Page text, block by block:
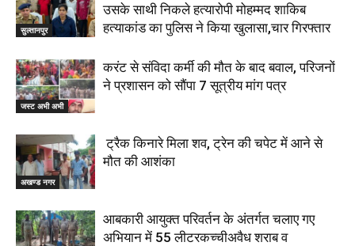
सुल्तानपुर
उसके साथी निकले हत्यारोपी मोहम्मद शाकिब
हत्याकांड का पुलिस ने किया खुलासा,चार गिरफ्तार
जस्ट अभी अभी
करंट से संविदा कर्मी की मौत के बाद बवाल, परिजनों
ने प्रशासन को सौंपा 7 सूत्रीय मांग पत्र
अखण्ड नगर
ट्रैक किनारे मिला शव, ट्रेन की चपेट में आने से
मौत की आशंका
आबकारी आयुक्त परिवर्तन के अंतर्गत चलाए गए
अभियान में 55 लीटरकच्चीअवैध शराब व